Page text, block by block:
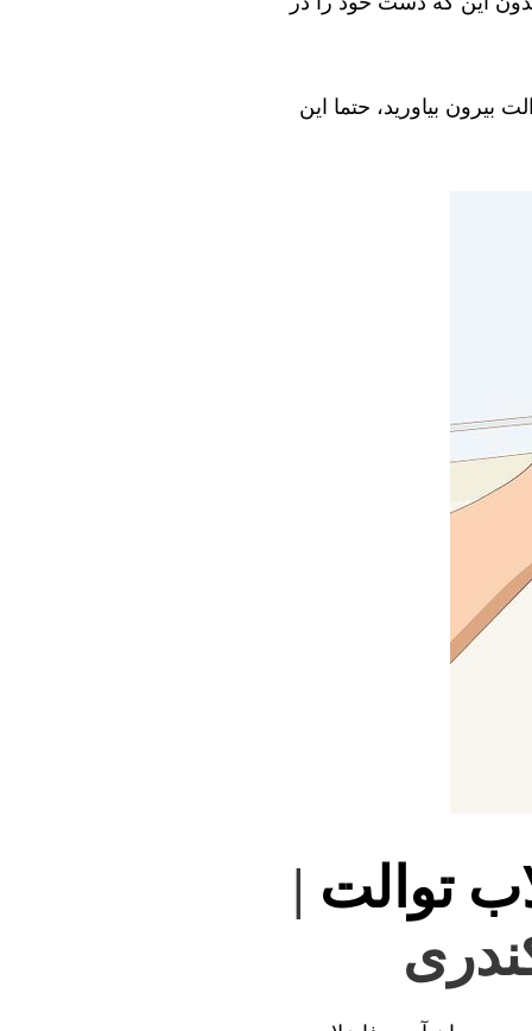
بیرون بیاورید، حتما این
توالت |